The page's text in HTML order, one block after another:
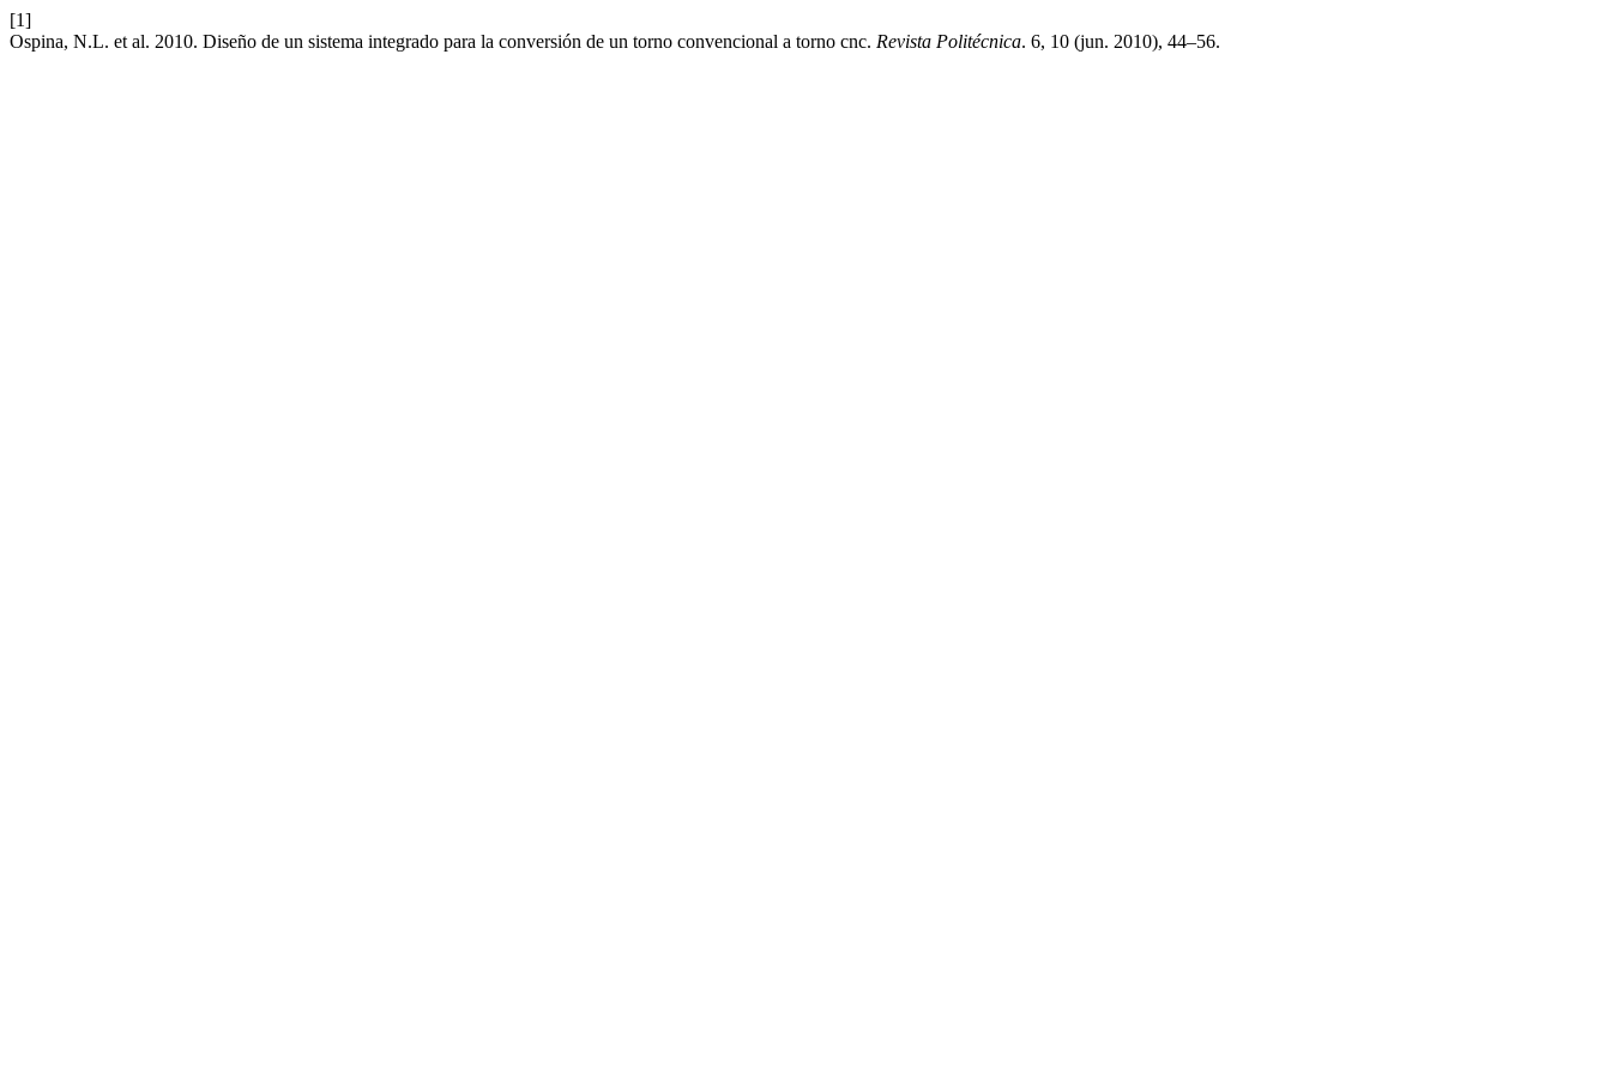
[1]
Ospina, N.L. et al. 2010. Diseño de un sistema integrado para la conversión de un torno convencional a torno cnc. Revista Politécnica. 6, 10 (jun. 2010), 44–56.